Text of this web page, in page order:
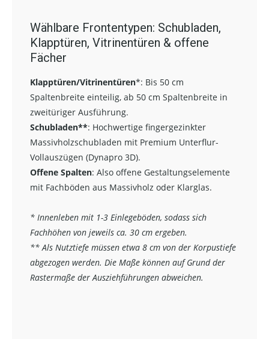
Wählbare Frontentypen: Schubladen,
Klapptüren, Vitrinentüren & offene
Fächer
Klapptüren/Vitrinentüren*: Bis 50 cm
Spaltenbreite einteilig, ab 50 cm Spaltenbreite in
zweitüriger Ausführung.
Schubladen**: Hochwertige fingergezinkter
Massivholzschubladen mit Premium Unterflur-
Vollauszügen (Dynapro 3D).
Offene Spalten: Also offene Gestaltungselemente
mit Fachböden aus Massivholz oder Klarglas.
* Innenleben mit 1-3 Einlegeböden, sodass sich
Fachhöhen von jeweils ca. 30 cm ergeben.
** Als Nutztiefe müssen etwa 8 cm von der Korpustiefe
abgezogen werden. Die Maße können auf Grund der
Rastermaße der Ausziehführungen abweichen.